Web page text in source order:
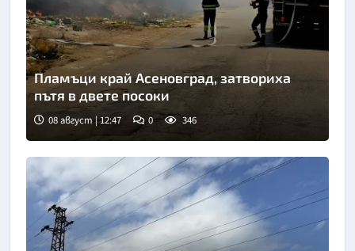
Снимка: БНТ
Пламъци край Асеновград, затвориха
пътя в двете посоки
08 август | 12:47 0 346